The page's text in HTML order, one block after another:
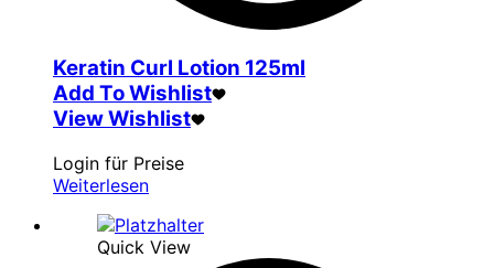
Keratin Curl Lotion 125ml
Add To Wishlist
View Wishlist
Login für Preise
Weiterlesen
Quick View